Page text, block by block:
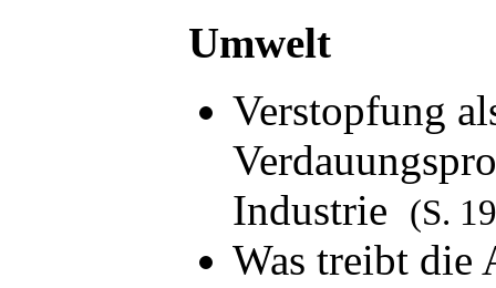
Umwelt
Verstopfung
Industrie
(S.
Was treibt die